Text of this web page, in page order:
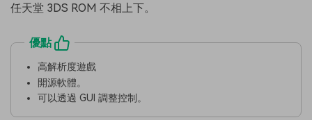
任天堂 3DS ROM 不相上下。
優點
高解析度遊戲
開源軟體。
可以透過 GUI 調整控制。